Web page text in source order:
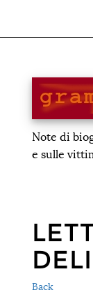
Note di
e sulle
Back